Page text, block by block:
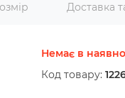
Доставка
Немає в
Код товару: